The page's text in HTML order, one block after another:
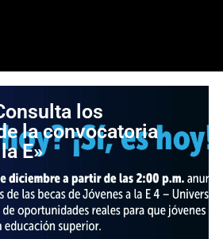
los
la convocatoria
E»